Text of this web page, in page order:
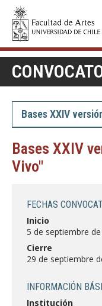
Estudiantes
Bases XXIV
Bases XXIV
Vivo"
FECHAS
Inicio
5 de septiembre
Cierre
29 de septiembre
INFORMACIÓN
Institución